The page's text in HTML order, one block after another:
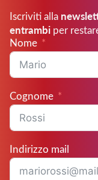
Iscriviti alla
entrambi per
Nome
Cognome
Indirizzo mail